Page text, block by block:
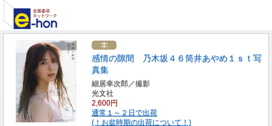
感情の隙間 乃木坂４６筒井あやめ１ｓｔ写
真集
細居幸次郎／撮影
光文社
2,600円
通常１～２日で出荷
(！お盆時期の出荷について！)